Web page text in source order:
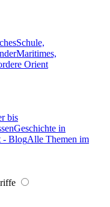
Schule,
Maritimes,
Orient
bis
Geschichte in
- BlogAlle Themen im